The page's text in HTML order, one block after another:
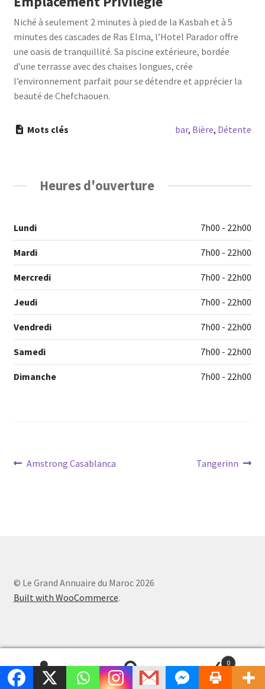
Niché à seulement 2 minutes à pied de la Kasbah et à 5
minutes des cascades de Ras Elma, l’Hotel Parador offre
une oasis de tranquillité. Sa piscine extérieure, bordée
d’une terrasse avec des chaises longues, crée
l’environnement parfait pour se détendre et apprécier la
beauté de Chefchaouen.
Mots clés bar, Bière, Détente
Heures d'ouverture
Lundi 7h00 - 22h00
Mardi 7h00 - 22h00
Mercredi 7h00 - 22h00
Jeudi 7h00 - 22h00
Vendredi 7h00 - 22h00
Samedi 7h00 - 22h00
Dimanche 7h00 - 22h00
Navigation
Article
Amstrong Casablanca
Article
Tangerinn
© Le Grand Annuaire du Maroc 2026
Built with WooCommerce.
Recherche
Recherche
0